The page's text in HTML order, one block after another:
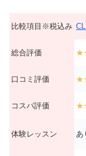
比較項目※税込み
総合評価
口コミ評価
コスパ評価
体験レッスン あ